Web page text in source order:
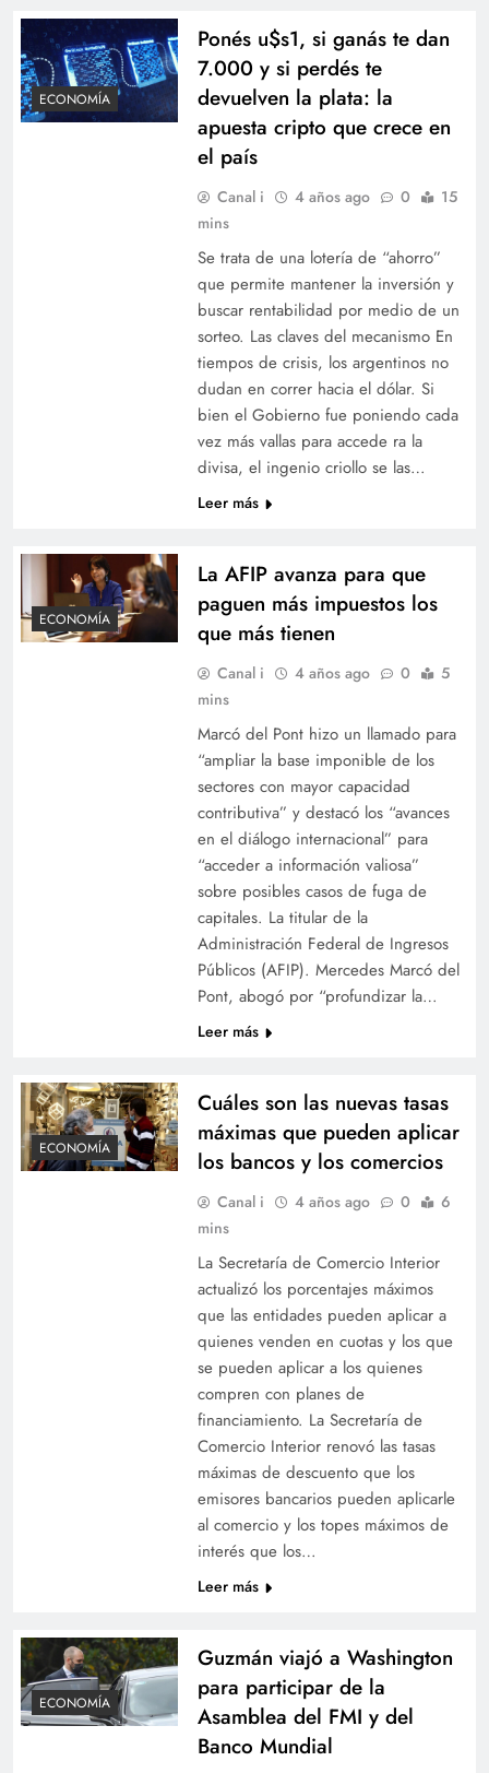
ECONOMÍA
Ponés u$s1, si ganás te dan
7.000 y si perdés te
devuelven la plata: la
apuesta cripto que crece en
el país
Canal i 4 años ago 0
15
mins
Se trata de una lotería de “ahorro”
que permite mantener la inversión y
buscar rentabilidad por medio de un
sorteo. Las claves del mecanismo En
tiempos de crisis, los argentinos no
dudan en correr hacia el dólar. Si
bien el Gobierno fue poniendo cada
vez más vallas para accede ra la
divisa, el ingenio criollo se las…
Leer más
ECONOMÍA
La AFIP avanza para que
paguen más impuestos los
que más tienen
Canal i 4 años ago 0
5
mins
Marcó del Pont hizo un llamado para
“ampliar la base imponible de los
sectores con mayor capacidad
contributiva” y destacó los “avances
en el diálogo internacional” para
“acceder a información valiosa”
sobre posibles casos de fuga de
capitales. La titular de la
Administración Federal de Ingresos
Públicos (AFIP). Mercedes Marcó del
Pont, abogó por “profundizar la…
Leer más
ECONOMÍA
Cuáles son las nuevas tasas
máximas que pueden aplicar
los bancos y los comercios
Canal i 4 años ago 0
6
mins
La Secretaría de Comercio Interior
actualizó los porcentajes máximos
que las entidades pueden aplicar a
quienes venden en cuotas y los que
se pueden aplicar a los quienes
compren con planes de
financiamiento. La Secretaría de
Comercio Interior renovó las tasas
máximas de descuento que los
emisores bancarios pueden aplicarle
al comercio y los topes máximos de
interés que los…
Leer más
ECONOMÍA
Guzmán viajó a Washington
para participar de la
Asamblea del FMI y del
Banco Mundial